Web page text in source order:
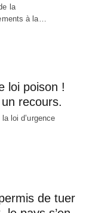
la
à la…
loi poison !
recours.
loi d’urgence
de tuer